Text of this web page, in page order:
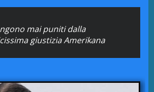
mai puniti dalla
giustizia Amerikana